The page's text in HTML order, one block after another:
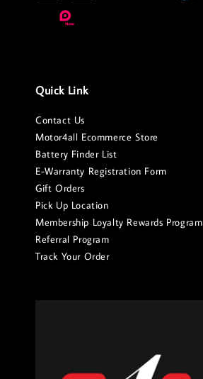
Quick Link
Contact Us
Motor4all Ecommerce Store
Battery Finder List
E-Warranty Registration Form
Gift Orders
Pick Up Location
Membership Loyalty Rewards Program
Referral Program
Track Your Order